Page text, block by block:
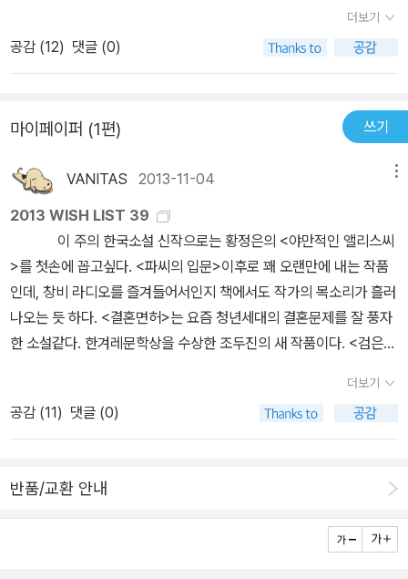
달과도 같은 마루, 이 둘의 왕국을 작가는 극적으로 대비시키고 있다.
마루로 대변되는 아프리카 토착신앙의 주술적 자연세계는 오늘날 부
존재는 착한 신과 나쁜 신의 이원론적 관점을 벗어나 부패한 기관사
회의 교장인 페테의 악덕을 단죄하는데, 이는 초자연적 경외와 공포
로부터 솟아오른 아프리카 특유의 공동체적 무의식이 지닌 힘을 환기
시킨다. 또한 마거릿의 그림을 통해 인류의 비전이자 자신의 꿈을 스
케치하도록 이끌어가는 마루의 계시적 힘은 결국 현실이란 꿈꾸는 대
로 인도되어갈 수 있음을 시사하는 근원적인 희망에 대한 전언이다.
그리하여 마음속에 깃든 목소리에서 내면의 진실을 추구하고 이로써
진창과도 같은 현실을 타파해나가는 마루를 인류에게 비전을 선사할
계시적 인물로 내세운다. 또한 신분상으로 가장 낮은 마사르와족이나
그림을 통해 미래를 예견하는 신비한 힘과 빛나는 지성을 지닌 마거
유와 평등의 비구름을 몰고올 이야기 가장 끔찍한 악몽은 같은 동족
그곳을 점령하여 선교사 자격으로 온 백인의 대비는 아프리카 사회를
왜곡시키고 되비추는 거대한 거울이다. 그러나 가장 예리한 거울 파
편은 부족 내에서의 차별, 즉 내재화된 역차별 현상이다. 이 작품에서
와 비슷한 흑인 하녀와 관계해서 낳은 자식이었으며 이들은 대개 아
버지가 경영하는 상점의 점원노릇을 했다고 한다. (북아메리카를 포
함해 세상의 거의 모든 지역에서) 베시 헤드처럼 거꾸로인 경우엔, 흑
들었다. 이이의 경우엔 어머니가 신경증 증세가 심해 아이를 낳자마
게 입양을 시킨 후, 그래도 혈육이라고 외할머니가 열네 살이 되는 해
에 법원에 데려가 백인 어머니와 흑인 아버지 사이의 사생아라는 자
신의 정체성을 처음으로 알았다고 한다. 젊은 시절에 정치활동을 하
기도 하고 유명 예술가에게 성폭력을 당하기도 하는 등 쉽지 않은 시
절을 살다가 결국 아들과 함께 보츠와나로 주거지를 옮기고 그곳 중
학교에서 학생들을 가르치는 일을 잠깐 했다. 그때 학교 교장과 사이
가 매우 좋지 않아 갈등을 겪은 내용을 고스란히 <권력의 문제>에서
리를 굳힌다. 이번에 읽은 <마루>의 경우도 극명하게 권력의 문제를
다루고 있다. 그러나 권력을 잡은 남자에 의한 여성에 대한 착취가 아
니라, 피부색의 농도와, 같은 농도의 피부색일지라도 종족에 따른 권
명한 보츠와나의 세로웨에 정착해서 쓴 <비구름이 모일 때>, <마루
력의 문제>보다 쉬운 문장과 구조인데다 적은 분량으로 되어 있어 무
더보기
공감 (12) 댓글 (0)
마이페이퍼 (1편) 쓰기
VANITAS 2013-11-04
2013 WISH LIST 39
이 주의 한국소설 신작으로는 황정은의 <야만적인 앨리스씨
>를 첫손에 꼽고싶다. <파씨의 입문>이후로 꽤 오랜만에 내는 작품
인데, 창비 라디오를 즐겨들어서인지 책에서도 작가의 목소리가 흘러
나오는 듯 하다. <결혼면허>는 요즘 청년세대의 결혼문제를 잘 풍자
한 소설같다. 한겨레문학상을 수상한 조두진의 새 작품이다. <검은모
이다. 구소은이라는 신예작가인데 디아스포라적인 가족의 모습을 그
렸다고 한다. 영미소설중에서는 딱히 손에 걸리는게 없었는
데, 주디 블런델의 <그 여름의 거짓말>이 가장 먼저 눈에 띄었다. 작
그간 무슨 사연이 있었는지 소설을 읽어보면 알 수 있을까? <테스팅
다. 작가는 조엘 샤보노다. <힐 하우스의 수상한 여자들>은 '노화에
더보기
공감 (11) 댓글 (0)
반품/교환 안내